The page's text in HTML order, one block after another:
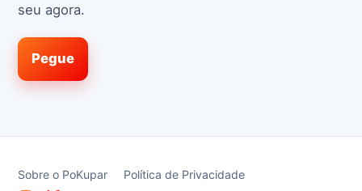
seu agora.
Pegue
Sobre o PoKupar
Política de Privacidade